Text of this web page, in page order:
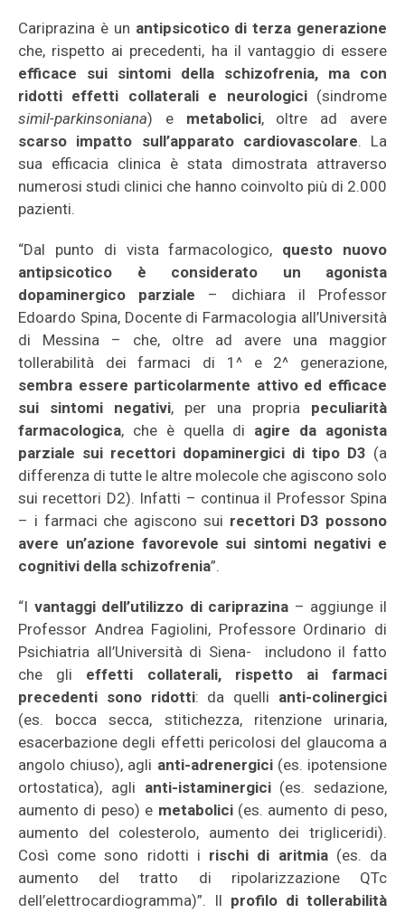
Cariprazina è un antipsicotico di terza generazione
che, rispetto ai precedenti, ha il vantaggio di essere
efficace sui sintomi della schizofrenia, ma con
ridotti effetti collaterali e neurologici(sindrome
simil-parkinsoniana) e metabolici, oltre ad avere
scarso impatto sull’apparato cardiovascolare. La
sua efficacia clinica è stata dimostrata attraverso
numerosi studi clinici che hanno coinvolto più di 2.000
pazienti.
“Dal punto di vista farmacologico, questo nuovo
antipsicotico è considerato un agonista
dopaminergico parziale – dichiara il Professor
Edoardo Spina, Docente di Farmacologia all’Università
di Messina – che, oltre ad avere una maggior
tollerabilità dei farmaci di 1^ e 2^ generazione,
sembra essere particolarmente attivo ed efficace
sui sintomi negativi, per una propria peculiarità
farmacologica, che è quella di agire da agonista
parziale sui recettori dopaminergici di tipo D3 (a
differenza di tutte le altre molecole che agiscono solo
sui recettori D2). Infatti – continua il Professor Spina
– i farmaci che agiscono sui recettori D3 possono
avere un’azione favorevole sui sintomi negativi e
cognitivi della schizofrenia”.
“I vantaggi dell’utilizzo di cariprazina – aggiunge il
Professor Andrea Fagiolini, Professore Ordinario di
Psichiatria all’Università di Siena- includono il fatto
che gli effetti collaterali, rispetto ai farmaci
precedenti sono ridotti: da quelli anti-colinergici
(es. bocca secca, stitichezza, ritenzione urinaria,
esacerbazione degli effetti pericolosi del glaucoma a
angolo chiuso), agli anti-adrenergici(es. ipotensione
ortostatica), agli anti-istaminergici(es. sedazione,
aumento di peso) e metabolici (es. aumento di peso,
aumento del colesterolo, aumento dei trigliceridi).
Così come sono ridotti i rischi di aritmia(es. da
aumento del tratto di ripolarizzazione QTc
dell’elettrocardiogramma)”. Il profilo di tollerabilità